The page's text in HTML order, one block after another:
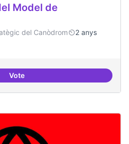
Model de
del Canòdrom
2 anys
VoteRevisió interna del Model de